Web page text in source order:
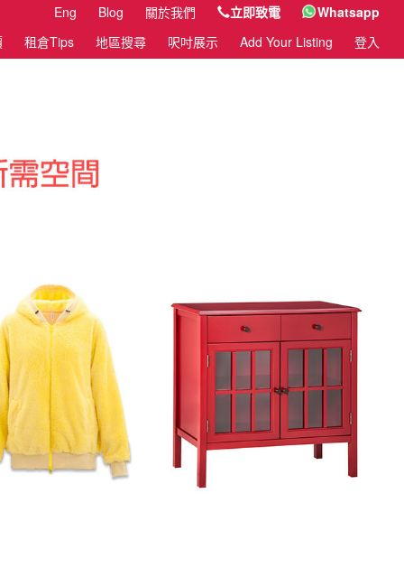
Eng Blog 關於我們 立即致電
Whatsapp
租倉Tips 地區搜尋 呎吋展示 Add Your Listing 登入